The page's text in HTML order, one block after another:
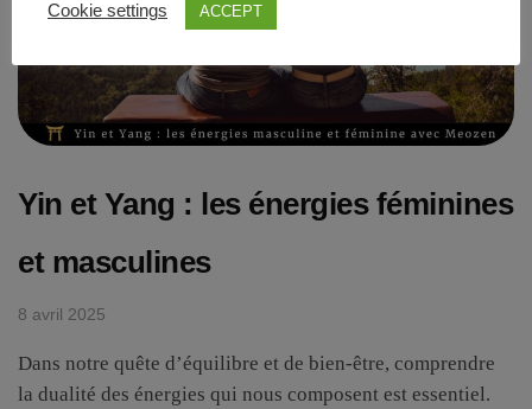
Yin et Yang : les énergies féminines
et masculines
8 avril 2025
Dans notre quête d’équilibre et de bien-être, comprendre
la dualité des énergies qui nous composent est essentiel.
Cookie settings ACCEPT